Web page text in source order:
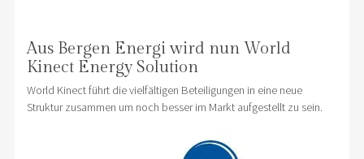
Aus Bergen Energi wird nun World
Kinect Energy Solution
World Kinect führt die vielfältigen Beteiligungen in eine neue
Struktur zusammen um noch besser im Markt aufgestellt zu sein.